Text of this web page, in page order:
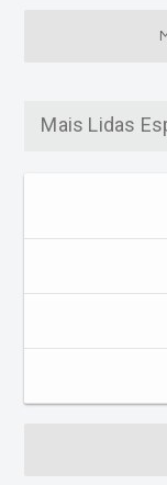
Mais Lidas